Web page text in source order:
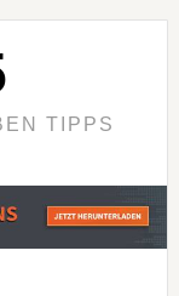
TIPPS